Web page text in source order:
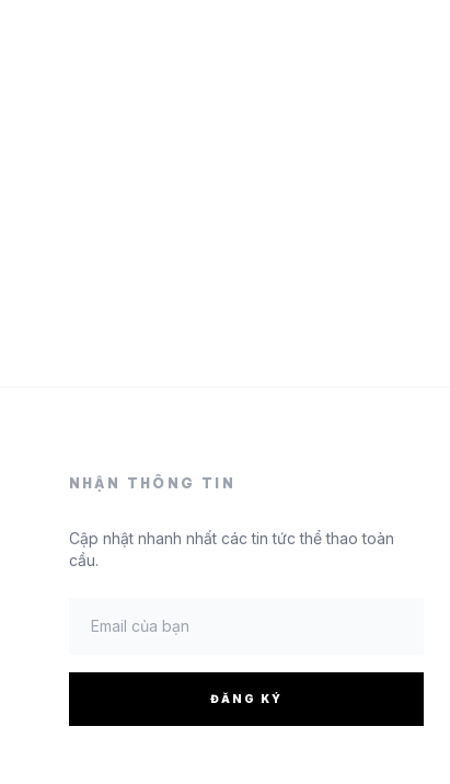
NHẬN THÔNG TIN
Cập nhật nhanh nhất các tin tức thể thao toàn
cầu.
ĐĂNG KÝ